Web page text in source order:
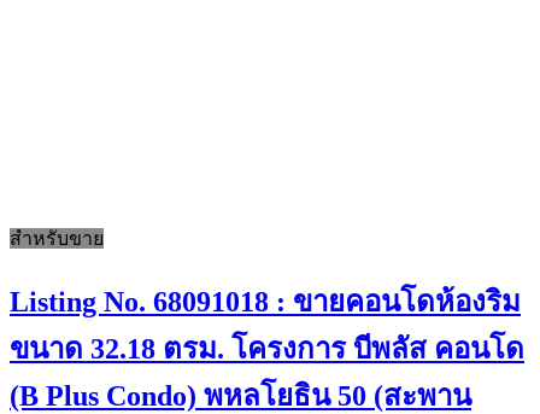
สำหรับขาย
Listing No. 68091018 : ขายคอนโดห้องริม
ขนาด 32.18 ตรม. โครงการ บีพลัส คอนโด
(B Plus Condo) พหลโยธิน 50 (สะพาน